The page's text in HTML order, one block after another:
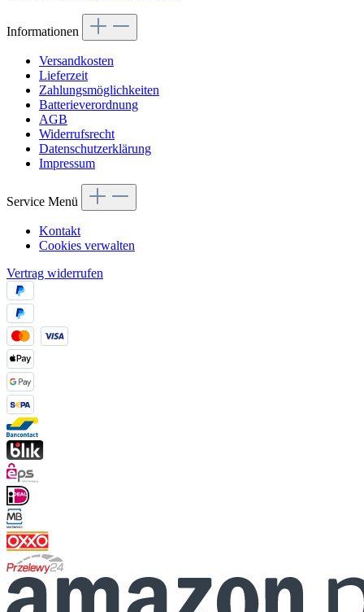
Informationen
Versandkosten
Lieferzeit
Zahlungsmöglichkeiten
Batterieverordnung
AGB
Widerrufsrecht
Datenschutzerklärung
Impressum
Service Menü
Kontakt
Cookies verwalten
Vertrag widerrufen